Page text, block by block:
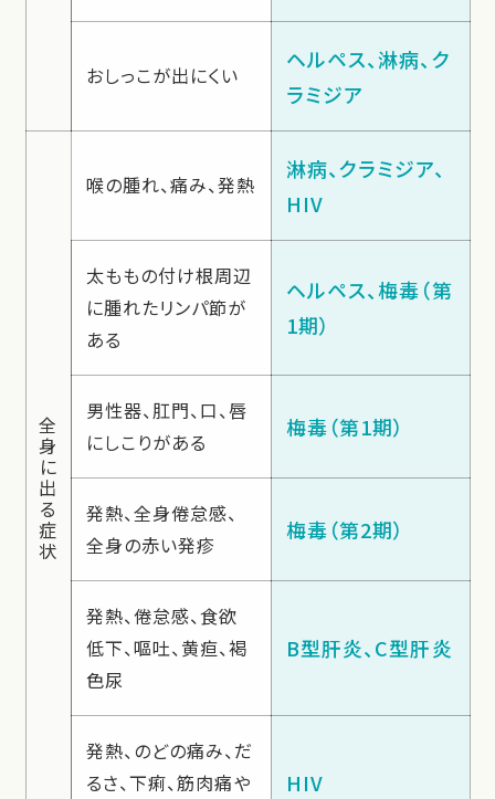
おしっこが出にくい
ヘルペス、淋病、ク
ラミジア
全
身
に
出
る
症
状
喉の腫れ、痛み、発熱
淋病、クラミジア、
HIV
太ももの付け根周辺
に腫れたリンパ節が
ある
ヘルペス、梅毒（第
1期）
男性器、肛門、口、唇
にしこりがある
梅毒（第1期）
発熱、全身倦怠感、
全身の赤い発疹
梅毒（第2期）
発熱、倦怠感、食欲
低下、嘔吐、黄疸、褐
色尿
B型肝炎、C型肝炎
発熱、のどの痛み、だ
るさ、下痢、筋肉痛や
HIV